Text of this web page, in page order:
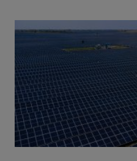
Imagem